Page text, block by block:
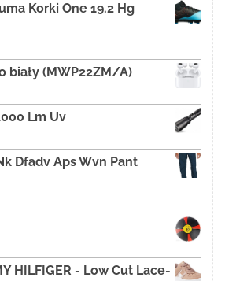
Korki One 19.2 Hg
biały (MWP22ZM/A)
Lm Uv
Dfadv Aps Wvn Pant
HILFIGER - Low Cut Lace-